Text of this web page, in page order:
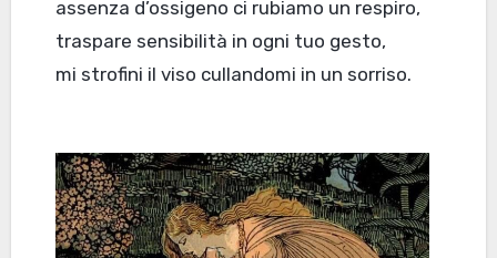
assenza d’ossigeno ci rubiamo un respiro,
traspare sensibilità in ogni tuo gesto,
mi strofini il viso cullandomi in un sorriso.